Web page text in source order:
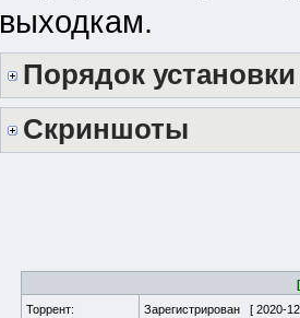
выходкам.
Порядок установки
Скриншоты
Торрент:
Зарегистрирован [ 2020-